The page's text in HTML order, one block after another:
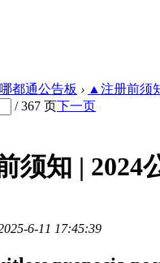
哪都通公告板 › ▲注册前须
/ 367 页下一页
须知 | 2024
6-11 17:45:39